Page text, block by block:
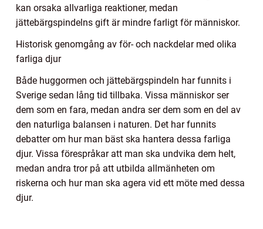
kan orsaka allvarliga reaktioner, medan
jättebärgspindelns gift är mindre farligt för människor.
Historisk genomgång av för- och nackdelar med olika
farliga djur
Både huggormen och jättebärgspindeln har funnits i
Sverige sedan lång tid tillbaka. Vissa människor ser
dem som en fara, medan andra ser dem som en del av
den naturliga balansen i naturen. Det har funnits
debatter om hur man bäst ska hantera dessa farliga
djur. Vissa förespråkar att man ska undvika dem helt,
medan andra tror på att utbilda allmänheten om
riskerna och hur man ska agera vid ett möte med dessa
djur.